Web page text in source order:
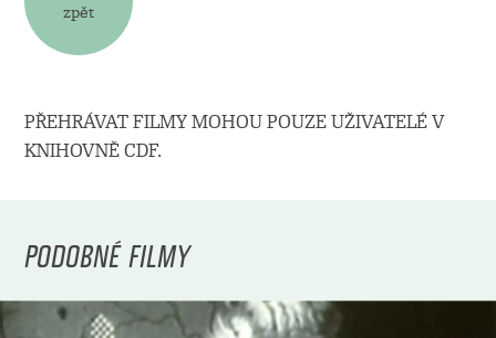
zpět
PŘEHRÁVAT FILMY MOHOU POUZE UŽIVATELÉ V
KNIHOVNĚ CDF.
PODOBNÉ FILMY